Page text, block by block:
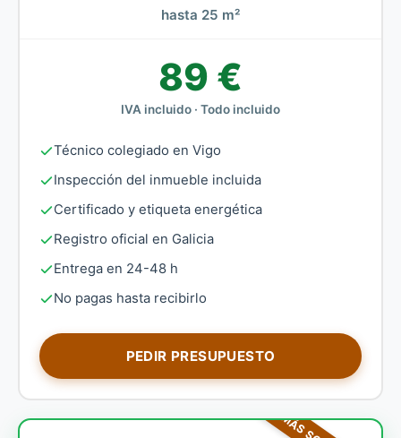
hasta 25 m²
89 €
IVA incluido · Todo incluido
Técnico colegiado en Vigo
Inspección del inmueble incluida
Certificado y etiqueta energética
Registro oficial en Galicia
Entrega en 24-48 h
No pagas hasta recibirlo
PEDIR PRESUPUESTO